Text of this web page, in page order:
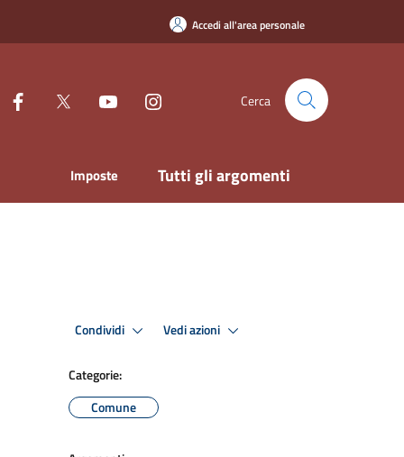
Accedi all'area personale
Cerca
Imposte Tutti gli argomenti
Condividi Vedi azioni
Categorie:
Comune